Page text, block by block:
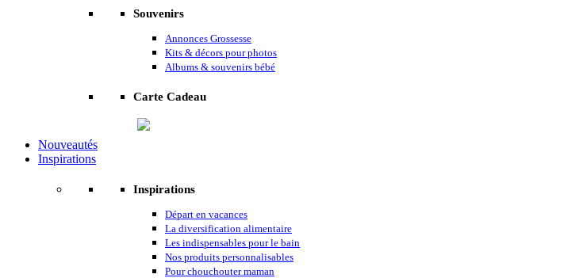
Souvenirs
Annonces Grossesse
Kits & décors pour photos
Albums & souvenirs bébé
Carte Cadeau
Nouveautés
Inspirations
Inspirations
Départ en vacances
La diversification alimentaire
Les indispensables pour le bain
Nos produits personnalisables
Pour chouchouter maman